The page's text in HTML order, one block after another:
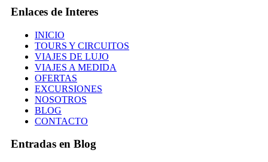
Enlaces de Interes
INICIO
TOURS Y CIRCUITOS
VIAJES DE LUJO
VIAJES A MEDIDA
OFERTAS
EXCURSIONES
NOSOTROS
BLOG
CONTACTO
Entradas en Blog